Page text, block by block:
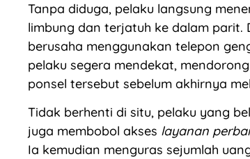
Tanpa diduga, pelaku langsung
limbung dan terjatuh ke dalam
berusaha menggunakan telepon
pelaku segera mendekat,
ponsel tersebut sebelum akhirnya
Tidak berhenti di situ, pelaku yang
juga membobol akses layanan
Ia kemudian menguras sejumlah